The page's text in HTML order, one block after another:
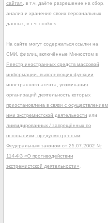
сайта» , в т.ч. даёте разрешение на сбор,
анализ и хранение своих персональных
данных, в т.ч. cookies.
На сайте могут содержаться ссылки на
СМИ, физлиц включённые Минюстом в
Реестр иностранных средств массовой
информации, выполняющих функции
иностранного агента , упоминания
организаций деятельность которых
приостановлена в связи с осуществлением
ими экстремистской деятельности или
ликвидированных / запрещённых по
основаниям, предусмотренным
Федеральным законом от 25.07.2002 №
114-ФЗ «О противодействии
экстремистской деятельности»